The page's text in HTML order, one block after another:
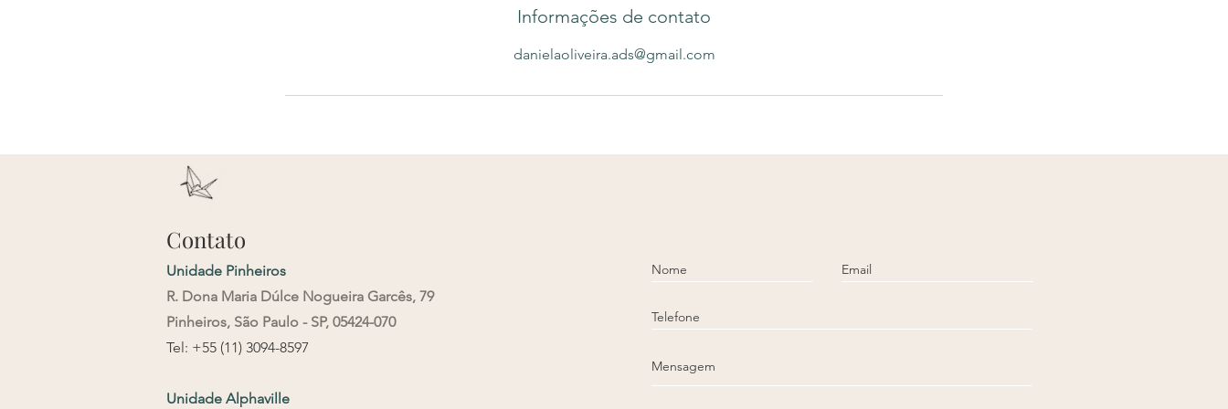
Informações de contato
danielaoliveira.ads@gmail.com
Contato
Unidade Pinheiros
R. Dona Maria Dúlce Nogueira Garcês, 79
Pinheiros, São Paulo - SP, 05424-070
Tel: +55 (11) 3094-8597
Unidade Alphaville